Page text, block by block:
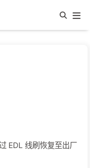
EDL 线刷恢复至出厂